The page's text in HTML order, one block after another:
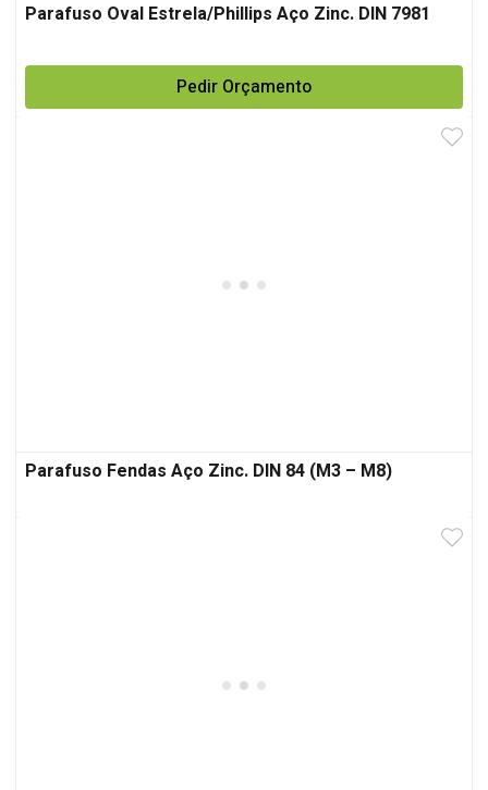
Parafuso Oval Estrela/Phillips Aço Zinc. DIN 7981
Pedir Orçamento
Parafuso Fendas Aço Zinc. DIN 84 (M3 – M8)